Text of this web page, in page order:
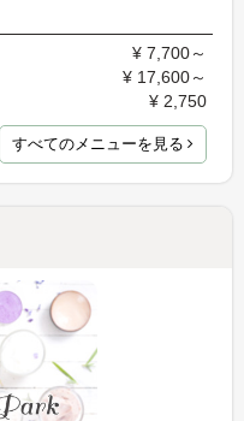
¥ 7,700～
¥ 17,600～
¥ 2,750
すべてのメニューを見る